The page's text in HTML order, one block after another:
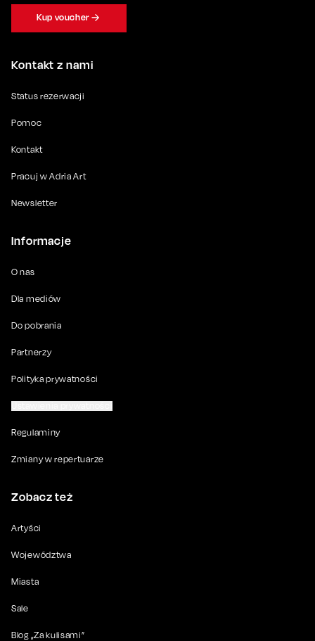
Kontakt z nami
Status rezerwacji
Pomoc
Kontakt
Pracuj w Adria Art
Newsletter
Informacje
O nas
Dla mediów
Do pobrania
Partnerzy
Polityka prywatności
Regulaminy
Zmiany w repertuarze
Zobacz też
Artyści
Województwa
Miasta
Sale
Blog „Za kulisami”
Kup voucher